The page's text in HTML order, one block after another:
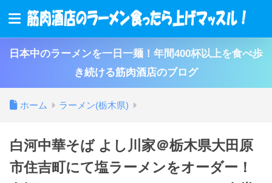
日本中のラーメンを一日一麺！年間400杯以上を食べ歩
き続ける筋肉酒店のブログ
ホーム ラーメン(栃木県)
白河中華そば よし川家＠栃木県大田原
市住吉町にて塩ラーメンをオーダー！